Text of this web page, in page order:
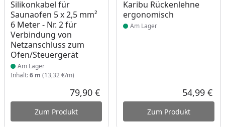
Silikonkabel für
Saunaofen 5 x 2,5 mm²
6 Meter - Nr. 2 für
Verbindung von
Netzanschluss zum
Ofen/Steuergerät
Produkt am Lager
Am Lager
Inhalt:6 m (13,32 €/m)
Aktueller Preis
79,90 €
Zum Produkt
Karibu Rückenlehne
ergonomisch
Produkt am Lager
Am Lager
54,99 €
Zum Produkt